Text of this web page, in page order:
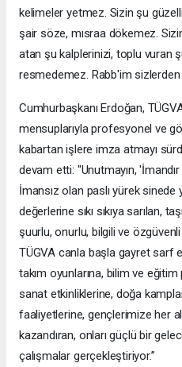
kelimeler yetmez. Sizin şu
şair söze, mısraa dökemez.
atan şu kalplerinizi, toplu vuran
resmedemez. Rabb'im
Cumhurbaşkanı Erdoğan,
mensuplarıyla profesyonel ve
kabartan işlere imza atmayı
devam etti: "Unutmayın,
İmansız olan paslı yürek
değerlerine sıkı sıkıya sarılan,
şuurlu, onurlu, bilgili ve
TÜGVA canla başla gayret sarf
takım oyunlarına, bilim ve
sanat etkinliklerine, doğa
faaliyetlerine, gençlerimize her
kazandıran, onları güçlü bir
çalışmalar gerçekleştiriyor.”